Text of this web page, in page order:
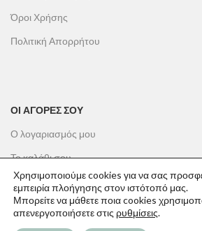
Όροι Χρήσης
Πολιτική Απορρήτου
ΟΙ ΑΓΟΡΕΣ ΣΟΥ
Ο λογαριασμός μου
Το καλάθι σου
Οι παραγγελίες σου
Λίστα επιθυμιών
Παρακολούθηση Παραγγελίας
Χρησιμοποιούμε cookies για να σας
εμπειρία πλοήγησης στον ιστότοπό μας.
Μπορείτε να μάθετε ποια cookies
απενεργοποιήσετε στις ρυθμίσεις.